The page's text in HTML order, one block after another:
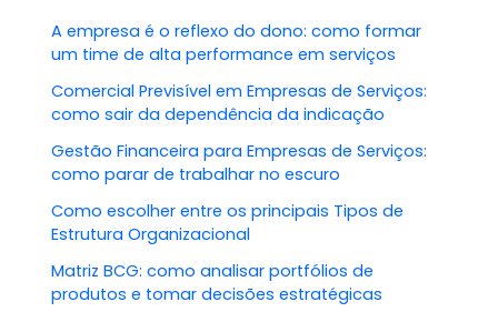
A empresa é o reflexo do dono: como formar
um time de alta performance em serviços
Comercial Previsível em Empresas de Serviços:
como sair da dependência da indicação
Gestão Financeira para Empresas de Serviços:
como parar de trabalhar no escuro
Como escolher entre os principais Tipos de
Estrutura Organizacional
Matriz BCG: como analisar portfólios de
produtos e tomar decisões estratégicas